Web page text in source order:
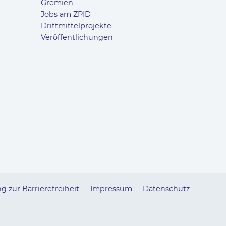
Gremien
Jobs am ZPID
Drittmittelprojekte
Veröffentlichungen
zur Barrierefreiheit Impressum Datenschutz